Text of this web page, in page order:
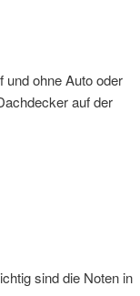
und ohne Auto oder
auf der
sind die Noten in